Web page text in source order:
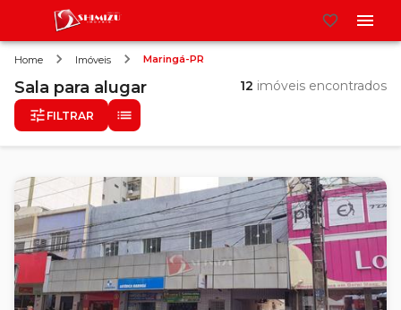
Home Imóveis Maringá-PR
Sala para alugar 12 imóveis encontrados
FILTRAR